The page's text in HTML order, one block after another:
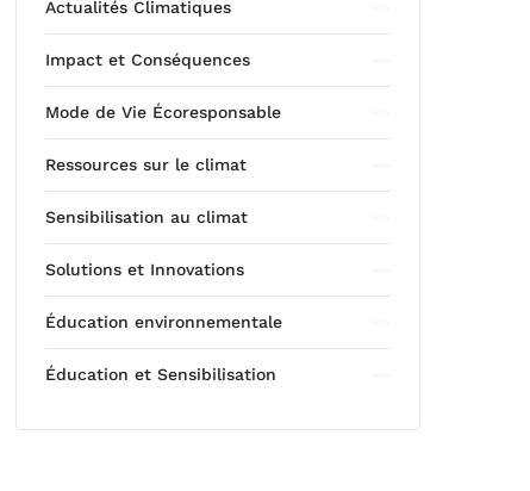
Actualités Climatiques
Impact et Conséquences
Mode de Vie Écoresponsable
Ressources sur le climat
Sensibilisation au climat
Solutions et Innovations
Éducation environnementale
Éducation et Sensibilisation